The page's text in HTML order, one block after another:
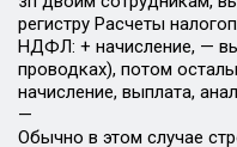
регистру Расчеты
НДФЛ: + начисление, —
проводках), потом
начисление, выплата,
—
Обычно в этом случае